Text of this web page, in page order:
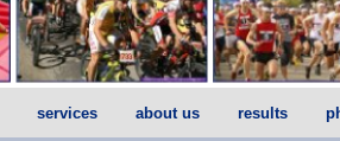
services about us results